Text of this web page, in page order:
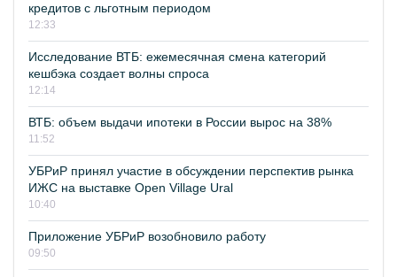
кредитов с льготным периодом
12:33
Исследование ВТБ: ежемесячная смена категорий
кешбэка создает волны спроса
12:14
ВТБ: объем выдачи ипотеки в России вырос на 38%
11:52
УБРиР принял участие в обсуждении перспектив рынка
ИЖС на выставке Open Village Ural
10:40
Приложение УБРиР возобновило работу
09:50